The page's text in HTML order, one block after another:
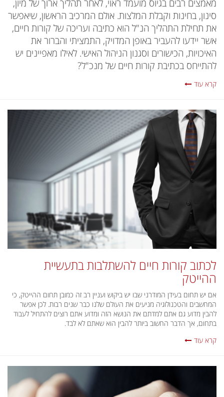
מאמצים רבים בגיוס מועמד ראוי, לאחר תהליך ארוך של מיון,
סינון, בחינות וקבלת המלצות. אולם המרכיב הראשון, שיאפשר
את תחילת התהליך הנ"ל הוא כתיבה ועריכה של קורות חיים,
אשר יידעו להעביר באופן המדויק, התמציתי והברור את
האיכויות, הכישורים וסגנון הניהול האישי. לאילו מאפיינים יש
להתייחס בכתיבת קורות חיים של מנכ"ל?
קרא עוד
לכתוב קורות חיים להשתלבות בתעשיית
ההייטק
אם יש תחום בעידן המודרני שבו יש ביקוש ועניין רב זה כמובן תחום ההייטק, כי
המחשבים והטכנולוגיה מניעים את העולם שלנו כבר שנים רבות. לכן אפשר
להבין מדוע גם אתם למדתם את הנושא הזה ומדוע אתם רוצים להתחיל לעבוד
בתחום, אך הדבר החשוב ביותר להבין הוא שאתם לא לבד.
קרא עוד